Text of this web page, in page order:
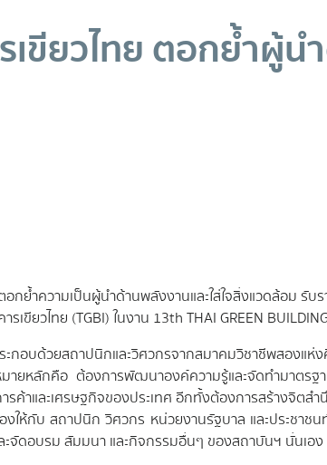
เขียวไทย ตอกย้ำผู้
ย้ำความเป็นผู้นำด้านพลังงานและใส่ใจสิ่งแวดล้อม รับ
ยวไทย (TGBI) ในงาน 13th THAI GREEN
กอบด้วยสถาปนิกและวิศวกรจากสมาคมวิชาชีพสอง
ยหลักคือ ต้องการพัฒนาองค์ความรู้และจัดทำมาตรฐ
ค้าและเศรษฐกิจของประเทศ อีกทั้งต้องการสร้างจิต
งให้กับ สถาปนิก วิศวกร หน่วยงานรัฐบาล และประชา
ละจัดอบรม สัมมนา และกิจกรรมอื่นๆ ของสถาบันฯ นั่นเอง